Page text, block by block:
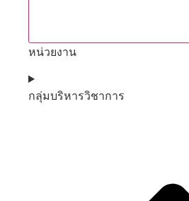
หน่วยงาน
กลุ่มบริหารวิชาการ